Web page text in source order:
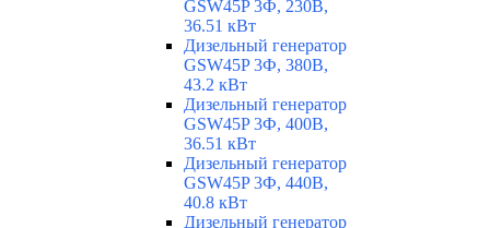
GSW45P 3Ф, 230В,
36.51 кВт
Дизельный генератор
GSW45P 3Ф, 380В,
43.2 кВт
Дизельный генератор
GSW45P 3Ф, 400В,
36.51 кВт
Дизельный генератор
GSW45P 3Ф, 440В,
40.8 кВт
Дизельный генератор